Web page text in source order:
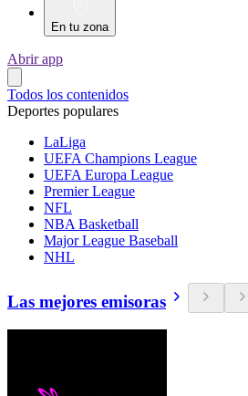
En tu zona
Abrir app
Todos los contenidos
Deportes populares
LaLiga
UEFA Champions League
UEFA Europa League
Premier League
NFL
NBA Basketball
Major League Baseball
NHL
Las mejores emisoras